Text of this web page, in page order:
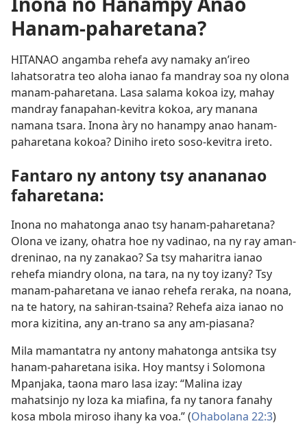
Hanam-paharetana?
HITANAO angamba rehefa avy namaky an’ireo
lahatsoratra teo aloha ianao fa mandray soa ny olona
manam-paharetana. Lasa salama kokoa izy, mahay
mandray fanapahan-kevitra kokoa, ary manana
namana tsara. Inona àry no hanampy anao hanam-
paharetana kokoa? Diniho ireto soso-kevitra ireto.
Fantaro ny antony tsy anananao
faharetana:
Inona no mahatonga anao tsy hanam-paharetana?
Olona ve izany, ohatra hoe ny vadinao, na ny ray aman-
dreninao, na ny zanakao? Sa tsy maharitra ianao
rehefa miandry olona, na tara, na ny toy izany? Tsy
manam-paharetana ve ianao rehefa reraka, na noana,
na te hatory, na sahiran-tsaina? Rehefa aiza ianao no
mora kizitina, any an-trano sa any am-piasana?
Mila mamantatra ny antony mahatonga antsika tsy
hanam-paharetana isika. Hoy mantsy i Solomona
Mpanjaka, taona maro lasa izay: “Malina izay
mahatsinjo ny loza ka miafina, fa ny tanora fanahy
kosa mbola miroso ihany ka voa.” (Ohabolana 22:3)